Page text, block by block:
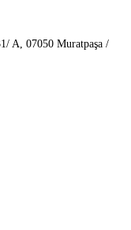
A, 07050 Muratpaşa /